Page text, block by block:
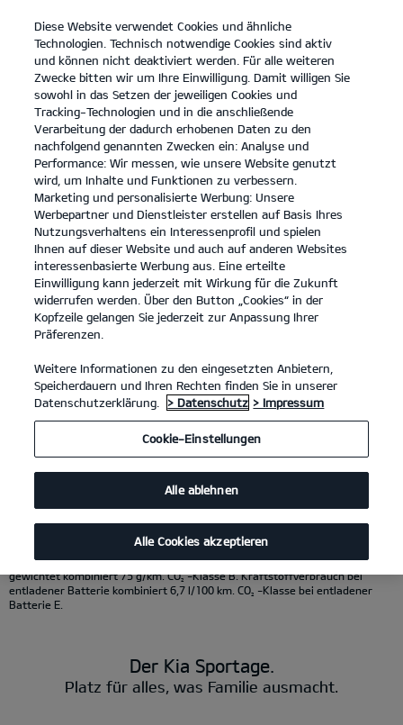
open
menu
KONTAKT
Kia Sportage 1.6 T-GDI 48V AWD DCT(Benzin/Automatik); 132 kW (180 PS):
Kraftstoffverbrauch kombiniert 7,8 l/100 km; CO -Emissionen kombiniert
177 g/km. CO -Klasse G.
Kia Sportage Hybrid 1.6 T-GDI Hybrid AWD(Benzin/Automatik); 176 kW (239
212 kW (288 PS): Kraftstoffverbrauch gewichtet kombiniert 3,3 l/100 km;
Stromverbrauch gewichtet kombiniert 11,1 kWh/100 km; CO -Emissionen
gewichtet kombiniert 75 g/km. CO2-Klasse B. Kraftstoffverbrauch bei
entladener Batterie kombiniert 6,7 l/100 km. CO2
-Klasse bei entladener
Batterie E.
Der Kia Sportage.
Platz für alles, was Familie ausmacht.
Diese Website verwendet Cookies und ähnliche
Technologien. Technisch notwendige Cookies sind aktiv
und können nicht deaktiviert werden. Für alle weiteren
Zwecke bitten wir um Ihre Einwilligung. Damit willigen Sie
sowohl in das Setzen der jeweiligen Cookies und
Tracking-Technologien und in die anschließende
Verarbeitung der dadurch erhobenen Daten zu den
nachfolgend genannten Zwecken ein: Analyse und
Performance: Wir messen, wie unsere Website genutzt
wird, um Inhalte und Funktionen zu verbessern.
Marketing und personalisierte Werbung: Unsere
Werbepartner und Dienstleister erstellen auf Basis Ihres
Nutzungsverhaltens ein Interessenprofil und spielen
Ihnen auf dieser Website und auch auf anderen Websites
interessenbasierte Werbung aus. Eine erteilte
Einwilligung kann jederzeit mit Wirkung für die Zukunft
widerrufen werden. Über den Button „Cookies“ in der
Kopfzeile gelangen Sie jederzeit zur Anpassung Ihrer
Präferenzen.
Weitere Informationen zu den eingesetzten Anbietern,
Speicherdauern und Ihren Rechten finden Sie in unserer
Datenschutzerklärung.
> Datenschutz > Impressum
Cookie-Einstellungen
Alle ablehnen
Alle Cookies akzeptieren